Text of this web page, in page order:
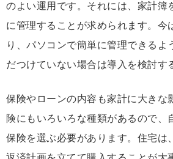
のよい運用です。それには、家計簿
に管理することが求められます。今
り、パソコンで簡単に管理できるよ
だつけていない場合は導入を検討す
保険やローンの内容も家計に大きな
険にもいろいろな種類があるので、
保険を選ぶ必要があります。住宅は